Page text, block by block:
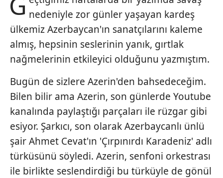
nedeniyle zor günler yaşayan kardeş
ülkemiz Azerbaycan'ın sanatçılarını kaleme
almış, hepsinin seslerinin yanık, gırtlak
nağmelerinin etkileyici olduğunu yazmıştım.
Bugün de sizlere Azerin'den bahsedeceğim.
Bilen bilir ama Azerin, son günlerde Youtube
kanalında paylaştığı parçaları ile rüzgar gibi
esiyor. Şarkıcı, son olarak Azerbaycanlı ünlü
şair Ahmet Cevat'ın 'Çırpınırdı Karadeniz' adlı
türküsünü söyledi. Azerin, senfoni orkestrası
ile birlikte seslendirdiği bu türküyle de gönül